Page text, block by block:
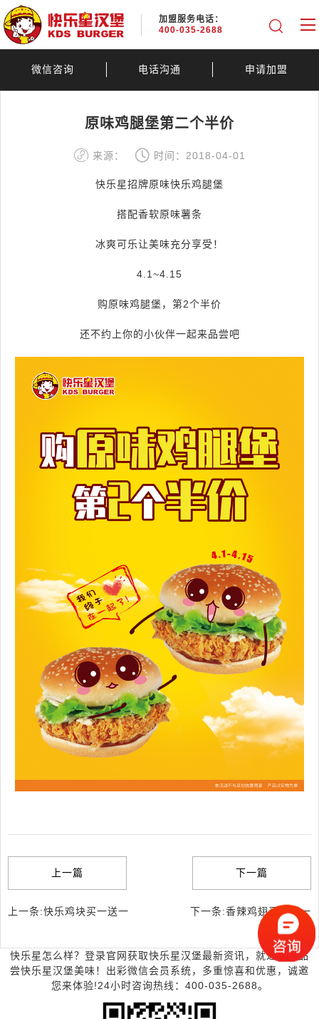
加盟服务电话：
400-035-2688
微信咨询 电话沟通 申请加盟
原味鸡腿堡第二个半价
来源： 时间：2018-04-01
快乐星招牌原味快乐鸡腿堡
搭配香软原味薯条
冰爽可乐让美味充分享受！
4.1~4.15
购原味鸡腿堡，第2个半价
还不约上你的小伙伴一起来品尝吧
上一篇
上一条:快乐鸡块买一送一
下一篇
下一条:香辣鸡翅买一送一
快乐星怎么样？登录官网获取快乐星汉堡最新资讯，就近考察品
尝快乐星汉堡美味！出彩微信会员系统，多重惊喜和优惠，诚邀
您来体验!24小时咨询热线：400-035-2688。